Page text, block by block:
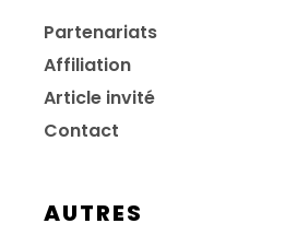
Partenariats
Affiliation
Article invité
Contact
AUTRES